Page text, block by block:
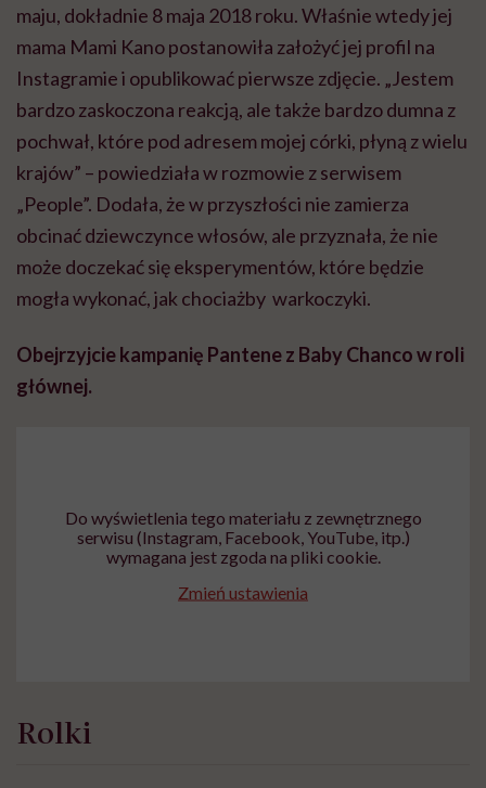
maju, dokładnie 8 maja 2018 roku. Właśnie wtedy jej
mama Mami Kano postanowiła założyć jej profil na
Instagramie i opublikować pierwsze zdjęcie. „Jestem
bardzo zaskoczona reakcją, ale także bardzo dumna z
pochwał, które pod adresem mojej córki, płyną z wielu
krajów” – powiedziała w rozmowie z serwisem
„People”. Dodała, że w przyszłości nie zamierza
obcinać dziewczynce włosów, ale przyznała, że nie
może doczekać się eksperymentów, które będzie
mogła wykonać, jak chociażby warkoczyki.
Obejrzyjcie kampanię Pantene z Baby Chanco w roli
głównej.
Do wyświetlenia tego materiału z zewnętrznego
serwisu (Instagram, Facebook, YouTube, itp.)
wymagana jest zgoda na pliki cookie.
Zmień ustawienia
Rolki